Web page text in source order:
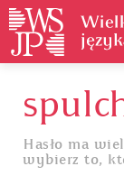
Hasło ma
wybierz to,